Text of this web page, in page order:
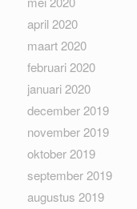
april 2020
maart 2020
februari 2020
januari 2020
december 2019
november 2019
oktober 2019
september 2019
augustus 2019